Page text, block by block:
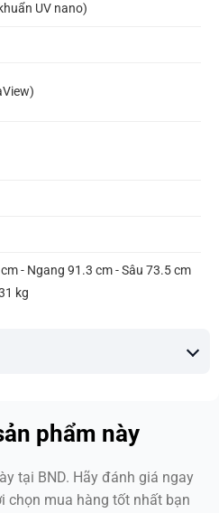
UV nano)
- Ngang 91.3 cm - Sâu 73.5 cm
kg
phẩm này
tại BND. Hãy đánh giá ngay
chọn mua hàng tốt nhất bạn